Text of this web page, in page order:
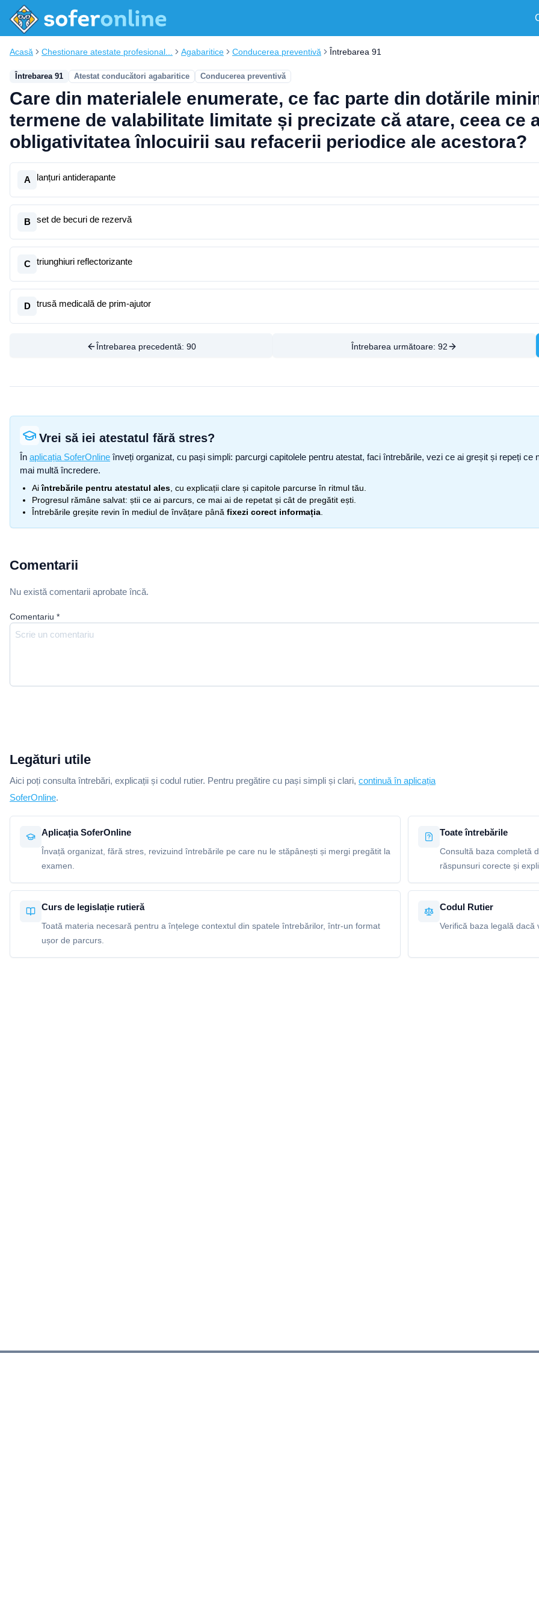
Acasă Chestionare atestate profesional... Agabaritice Conducerea preventivă Întrebarea 91
Întrebarea 91 Atestat conducători agabaritice Conducerea preventivă
Care din materialele enumerate, ce fac parte din dotările
termene de valabilitate limitate și precizate că atare, ceea ce
obligativitatea înlocuirii sau refacerii periodice ale acestora?
A lanțuri antiderapante
B set de becuri de rezervă
C triunghiuri reflectorizante
D trusă medicală de prim-ajutor
Întrebarea precedentă: 90 Întrebarea următoare: 92
Vrei să iei atestatul fără stres?
În aplicația SoferOnline înveți organizat, cu pași simpli: parcurgi capitolele pentru atestat, faci întrebările, vezi ce ai greșit și repeți
mai multă încredere.
Aiîntrebările pentru atestatul ales , cu explicații clare și capitole parcurse în ritmul tău.
Progresul rămâne salvat: știi ce ai parcurs, ce mai ai de repetat și cât de pregătit ești.
Întrebările greșite revin în mediul de învățare până fixezi corect informația
Comentarii
Nu există comentarii aprobate încă.
Comentariu *
Legături utile
Aici poți consulta întrebări, explicații și codul rutier. Pentru pregătire cu pași simpli și clari, continuă în aplicația
SoferOnline.
Aplicația SoferOnline
Învață organizat, fără stres, revizuind întrebările pe care nu le stăpânești și mergi pregătit la
examen.
Toate întrebările
Consultă baza completă
răspunsuri corecte și
Curs de legislație rutieră
Toată materia necesară pentru a înțelege contextul din spatele întrebărilor, într-un format
ușor de parcurs.
Codul Rutier
Verifică baza legală dacă